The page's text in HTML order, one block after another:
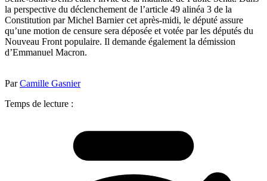
la perspective du déclenchement de l’article 49 alinéa 3 de la
Constitution par Michel Barnier cet après-midi, le député assure
qu’une motion de censure sera déposée et votée par les députés du
Nouveau Front populaire. Il demande également la démission
d’Emmanuel Macron.
ParCamille Gasnier
Temps de lecture :